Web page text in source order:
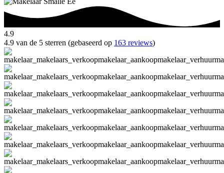
4.9
4.9 van de 5 sterren (gebaseerd op 163 reviews)